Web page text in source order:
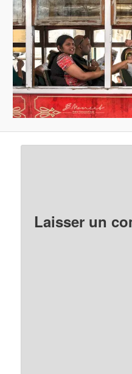
Laisser un